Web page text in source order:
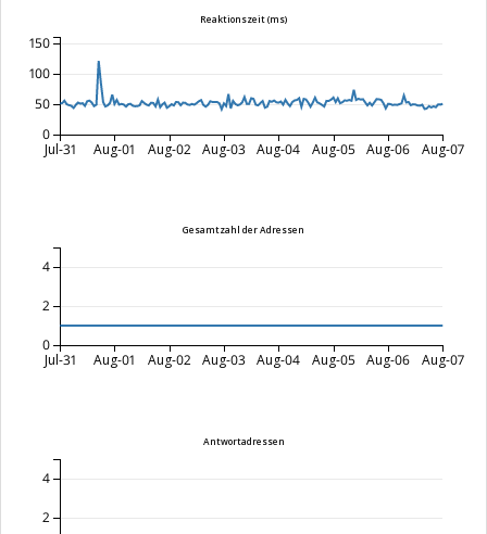
Reaktionszeit (ms)
Jul-31 Aug-01 Aug-02 Aug-03 Aug-04 Aug-05 Aug-06 Aug-07
0
50
100
150
Gesamtzahl der Adressen
Jul-31 Aug-01 Aug-02 Aug-03 Aug-04 Aug-05 Aug-06 Aug-07
0
2
4
Antwortadressen
2
4